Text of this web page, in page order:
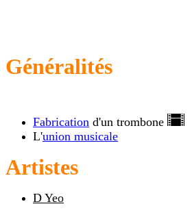
Généralités
Fabrication d'un trombone
L'union musicale
Artistes
D Yeo